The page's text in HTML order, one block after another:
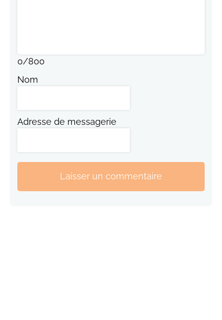
0/800
Nom
Adresse de messagerie
Laisser un commentaire